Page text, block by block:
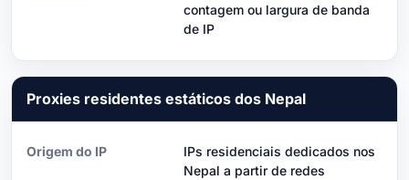
contagem ou largura de banda
de IP
Proxies residentes estáticos dos Nepal
Origem do IP
IPs residenciais dedicados nos
Nepal a partir de redes